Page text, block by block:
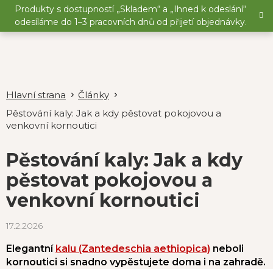
Přejít
obsah
Produkty s dostupností „Skladem“ a „Ihned k odeslání“
odesíláme do 1–3 pracovních dnů od přijetí objednávky.
Články
Pěstování kaly: Jak a kdy pěstovat pokojovou a
venkovní kornoutici
Pěstování kaly: Jak a kdy
pěstovat pokojovou a
venkovní kornoutici
17.2.2026
Elegantní kalu (Zantedeschia aethiopica) neboli
kornoutici si snadno vypěstujete doma i na zahradě.